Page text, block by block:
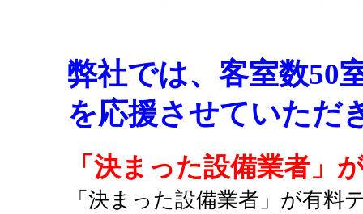
弊社では、客室数50
を応援させていただ
「決まった設備業者」
「決まった設備業者」が有